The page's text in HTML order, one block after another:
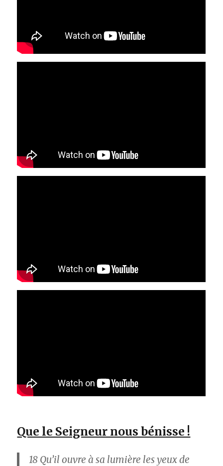
Que le Seigneur nous bénisse !
18 Qu’il ouvre à sa lumière les yeux de